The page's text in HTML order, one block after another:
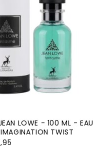
LOWE - 100 ML - EAU
TWIST